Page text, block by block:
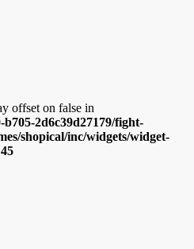
offset on false in
b705-2d6c39d27179/fight-
shopical/inc/widgets/widget-
45